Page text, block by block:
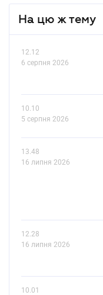
На цю ж тему
12.12
6 серпня 2026
10.10
5 серпня 2026
13.48
16 липня 2026
12.28
16 липня 2026
10.01